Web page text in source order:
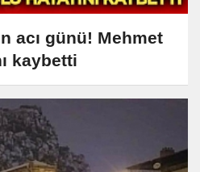
acı günü! Mehmet
kaybetti